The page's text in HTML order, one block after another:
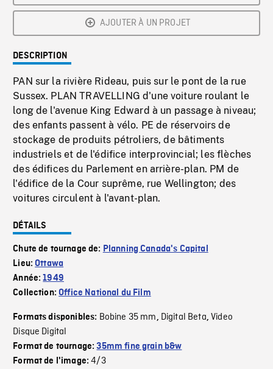
AJOUTER À UN PROJET
DESCRIPTION
PAN sur la rivière Rideau, puis sur le pont de la rue
Sussex. PLAN TRAVELLING d'une voiture roulant le
long de l'avenue King Edward à un passage à niveau;
des enfants passent à vélo. PE de réservoirs de
stockage de produits pétroliers, de bâtiments
industriels et de l'édifice interprovincial; les flèches
des édifices du Parlement en arrière-plan. PM de
l'édifice de la Cour suprême, rue Wellington; des
voitures circulent à l'avant-plan.
DÉTAILS
Chute de tournage de: Planning Canada's Capital
Lieu:Ottawa
Année:1949
Collection:Office National du Film
Formats disponibles: Bobine 35 mm, Digital Beta,Video
Disque Digital
Format de tournage:35mm fine grain b&w
Format de l'image:4/3